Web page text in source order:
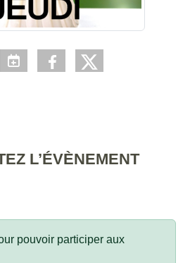
L’ÉVÈNEMENT
pouvoir participer aux